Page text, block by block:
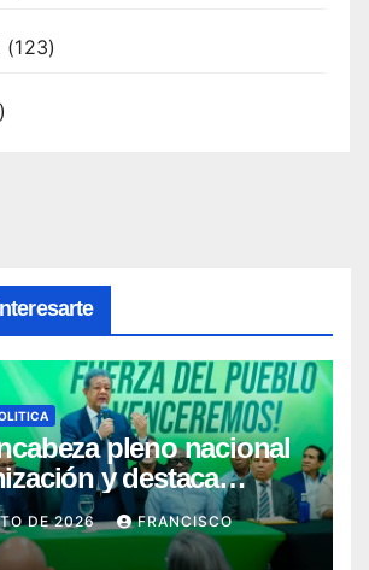
(123)
pleno nacional
y destaca
fortalecimiento
la FP
DE 2026 FRANCISCO